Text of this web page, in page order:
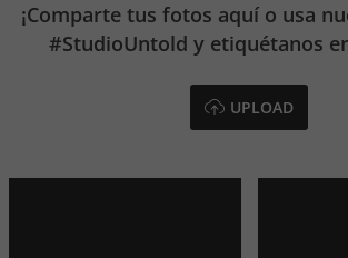
¡Comparte tus fotos aquí o usa
#StudioUntold y etiquétanos
UPLOAD